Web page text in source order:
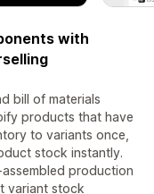
with
bill of materials
products that have
to variants once,
stock instantly.
production
variant stock